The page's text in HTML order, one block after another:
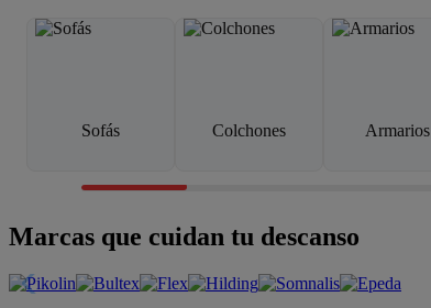
Sofás Colchones Armarios
Marcas que cuidan tu descanso